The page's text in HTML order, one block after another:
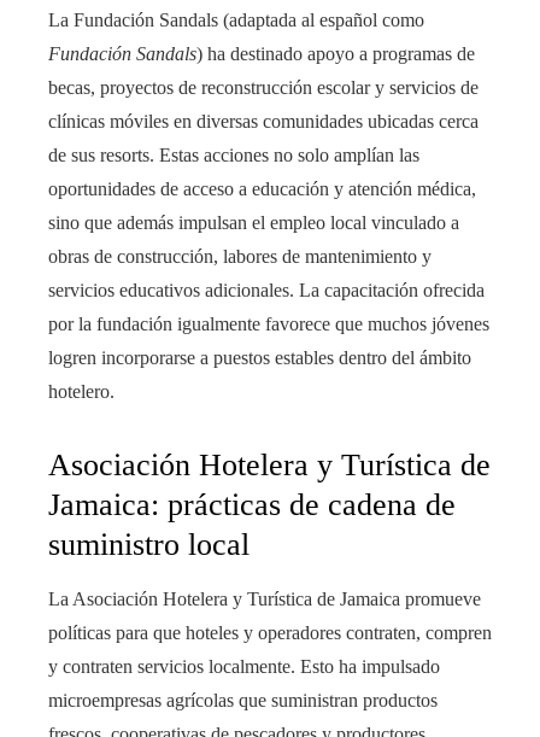
La Fundación Sandals (adaptada al español como
Fundación Sandals) ha destinado apoyo a programas de
becas, proyectos de reconstrucción escolar y servicios de
clínicas móviles en diversas comunidades ubicadas cerca
de sus resorts. Estas acciones no solo amplían las
oportunidades de acceso a educación y atención médica,
sino que además impulsan el empleo local vinculado a
obras de construcción, labores de mantenimiento y
servicios educativos adicionales. La capacitación ofrecida
por la fundación igualmente favorece que muchos jóvenes
logren incorporarse a puestos estables dentro del ámbito
hotelero.
Asociación Hotelera y Turística de
Jamaica: prácticas de cadena de
suministro local
La Asociación Hotelera y Turística de Jamaica promueve
políticas para que hoteles y operadores contraten, compren
y contraten servicios localmente. Esto ha impulsado
microempresas agrícolas que suministran productos